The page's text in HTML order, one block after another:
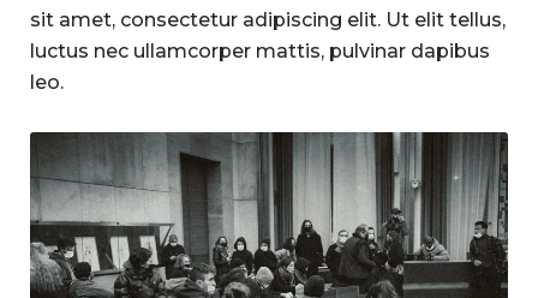
sit amet, consectetur adipiscing elit. Ut elit tellus,
luctus nec ullamcorper mattis, pulvinar dapibus
leo.